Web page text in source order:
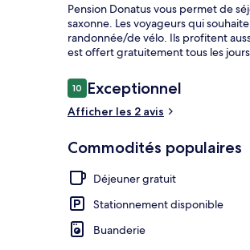
Pension Donatus vous permet de
saxonne. Les voyageurs qui
randonnée/de vélo. Ils profitent
est offert gratuitement tous les
Avis
1010 sur 10 –
Exceptionnel
Afficher les 2 avis
Commodités populaires
Déjeuner gratuit
Stationnement disponible
Buanderie